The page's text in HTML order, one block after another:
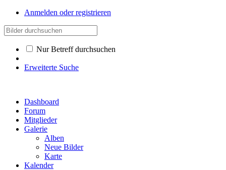
Anmelden oder registrieren
Nur Betreff durchsuchen
Erweiterte Suche
Dashboard
Forum
Mitglieder
Galerie
Alben
Neue Bilder
Karte
Kalender